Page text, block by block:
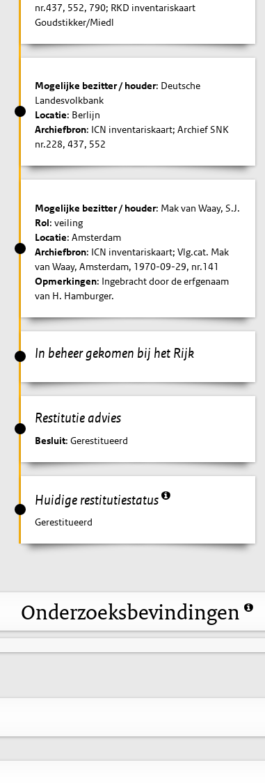
nr.437, 552, 790; RKD inventariskaart
Goudstikker/Miedl
Mogelijke bezitter / houder: Deutsche
Landesvolkbank
Locatie: Berlijn
Archiefbron: ICN inventariskaart; Archief SNK
nr.228, 437, 552
Mogelijke bezitter / houder: Mak van Waay, S.J.
Rol: veiling
Locatie: Amsterdam
Archiefbron: ICN inventariskaart; Vlg.cat. Mak
van Waay, Amsterdam, 1970-09-29, nr.141
Opmerkingen: Ingebracht door de erfgenaam
van H. Hamburger.
In beheer gekomen bij het Rijk
Restitutie advies
Besluit: Gerestitueerd
Huidige restitutiestatus
Gerestitueerd
Onderzoeksbevindingen